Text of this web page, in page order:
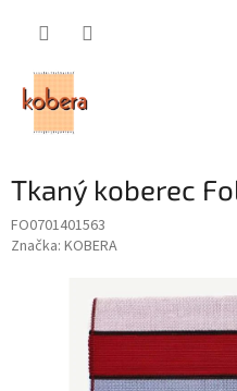
Tkaný koberec
FO0701401563
Značka: KOBERA